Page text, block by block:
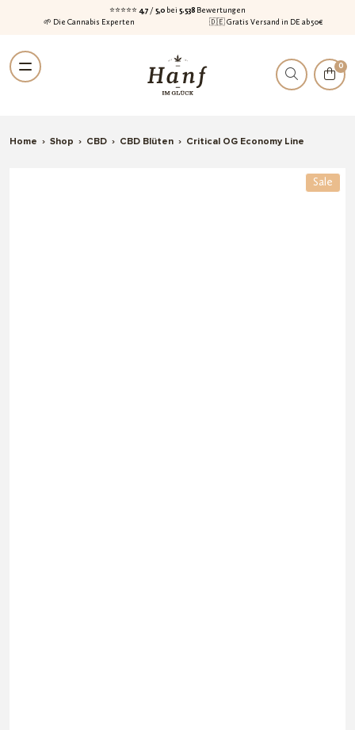
⭐⭐⭐⭐⭐4,7 / 5,0 bei 5.538 Bewertungen
🌱 Die Cannabis Experten
🇩🇪 Gratis Versand in DE ab 50€
Navigation
Zum
Inhalt
0
Home › Shop › CBD › CBD Blüten › Critical OG Economy Line
Sale